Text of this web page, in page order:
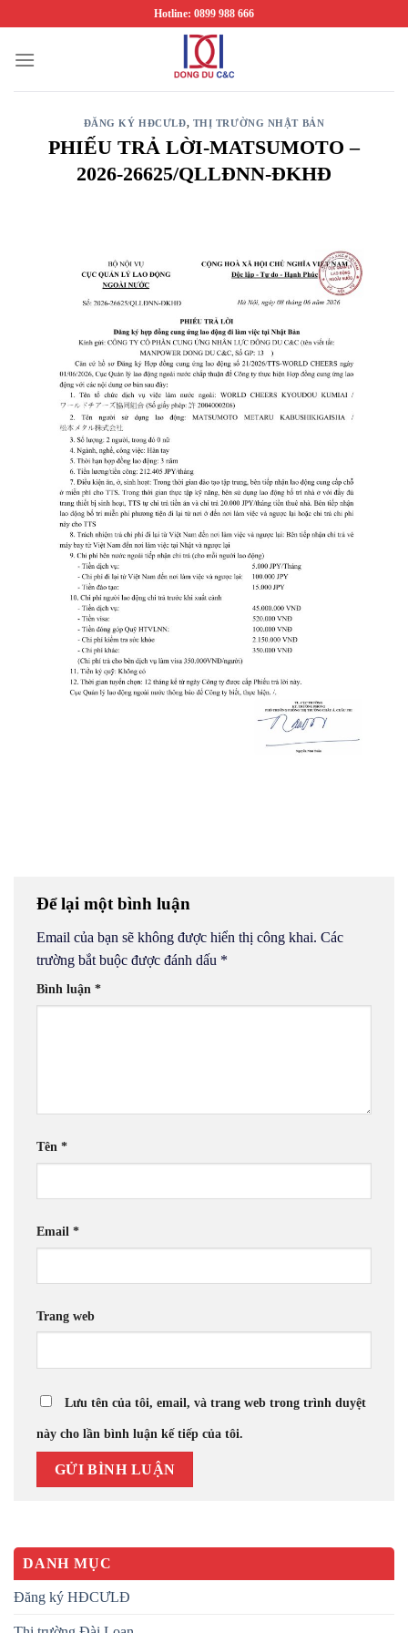
nội
Hotline: 0899 988 666
ĐĂNG KÝ HĐCƯLĐ, THỊ TRƯỜNG NHẬT BẢN
PHIẾU TRẢ LỜI-MATSUMOTO –
2026-26625/QLLĐNN-ĐKHĐ
Để lại một bình luận
Email của bạn sẽ không được hiển thị công khai. Các
trường bắt buộc được đánh dấu *
Bình luận *
Tên *
Email *
Trang web
Lưu tên của tôi, email, và trang web trong trình duyệt
này cho lần bình luận kế tiếp của tôi.
DANH MỤC
Đăng ký HĐCƯLĐ